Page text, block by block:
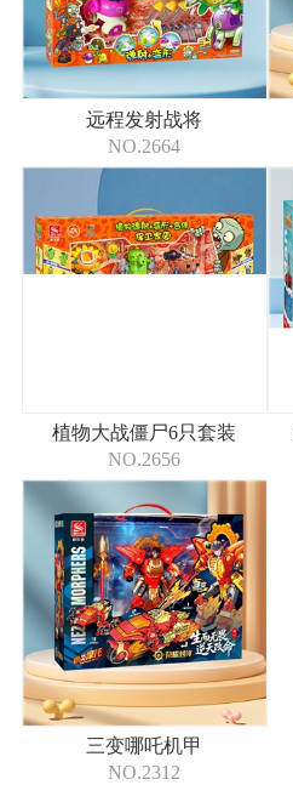
远程发射战将
NO.2664
植物大战僵尸6只套装
NO.2656
三变哪吒机甲
NO.2312